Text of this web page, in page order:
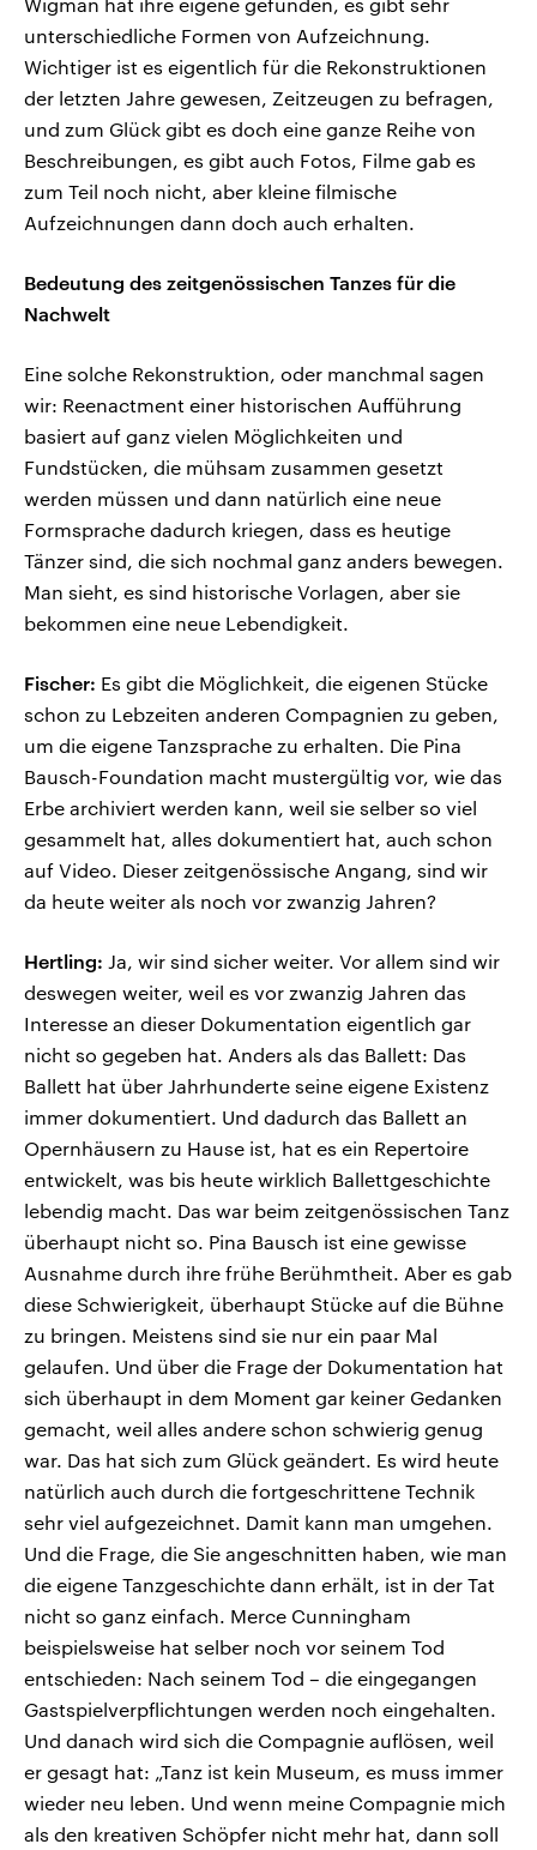
unterschiedliche Formen von Aufzeichnung.
Wichtiger ist es eigentlich für die Rekonstruktionen
der letzten Jahre gewesen, Zeitzeugen zu befragen,
und zum Glück gibt es doch eine ganze Reihe von
Beschreibungen, es gibt auch Fotos, Filme gab es
zum Teil noch nicht, aber kleine filmische
Aufzeichnungen dann doch auch erhalten.
Bedeutung des zeitgenössischen Tanzes für die
Nachwelt
Eine solche Rekonstruktion, oder manchmal sagen
wir: Reenactment einer historischen Aufführung
basiert auf ganz vielen Möglichkeiten und
Fundstücken, die mühsam zusammen gesetzt
werden müssen und dann natürlich eine neue
Formsprache dadurch kriegen, dass es heutige
Tänzer sind, die sich nochmal ganz anders bewegen.
Man sieht, es sind historische Vorlagen, aber sie
bekommen eine neue Lebendigkeit.
Fischer: Es gibt die Möglichkeit, die eigenen Stücke
schon zu Lebzeiten anderen Compagnien zu geben,
um die eigene Tanzsprache zu erhalten. Die Pina
Bausch-Foundation macht mustergültig vor, wie das
Erbe archiviert werden kann, weil sie selber so viel
gesammelt hat, alles dokumentiert hat, auch schon
auf Video. Dieser zeitgenössische Angang, sind wir
da heute weiter als noch vor zwanzig Jahren?
Hertling: Ja, wir sind sicher weiter. Vor allem sind wir
deswegen weiter, weil es vor zwanzig Jahren das
Interesse an dieser Dokumentation eigentlich gar
nicht so gegeben hat. Anders als das Ballett: Das
Ballett hat über Jahrhunderte seine eigene Existenz
immer dokumentiert. Und dadurch das Ballett an
Opernhäusern zu Hause ist, hat es ein Repertoire
entwickelt, was bis heute wirklich Ballettgeschichte
lebendig macht. Das war beim zeitgenössischen Tanz
überhaupt nicht so. Pina Bausch ist eine gewisse
Ausnahme durch ihre frühe Berühmtheit. Aber es gab
diese Schwierigkeit, überhaupt Stücke auf die Bühne
zu bringen. Meistens sind sie nur ein paar Mal
gelaufen. Und über die Frage der Dokumentation hat
sich überhaupt in dem Moment gar keiner Gedanken
gemacht, weil alles andere schon schwierig genug
war. Das hat sich zum Glück geändert. Es wird heute
natürlich auch durch die fortgeschrittene Technik
sehr viel aufgezeichnet. Damit kann man umgehen.
Und die Frage, die Sie angeschnitten haben, wie man
die eigene Tanzgeschichte dann erhält, ist in der Tat
nicht so ganz einfach. Merce Cunningham
beispielsweise hat selber noch vor seinem Tod
entschieden: Nach seinem Tod – die eingegangen
Gastspielverpflichtungen werden noch eingehalten.
Und danach wird sich die Compagnie auflösen, weil
er gesagt hat: „Tanz ist kein Museum, es muss immer
wieder neu leben. Und wenn meine Compagnie mich
als den kreativen Schöpfer nicht mehr hat, dann soll